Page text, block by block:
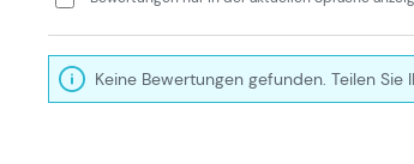
Keine Bewertungen gefunden. Teilen Sie